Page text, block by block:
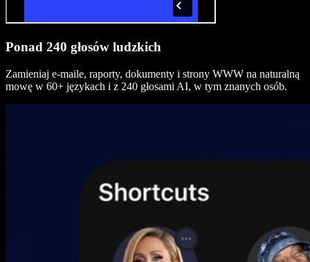
Ponad 240 głosów ludzkich
Zamieniaj e‑maile, raporty, dokumenty i strony WWW na naturalną
mowę w 60+ językach i z 240 głosami AI, w tym znanych osób.